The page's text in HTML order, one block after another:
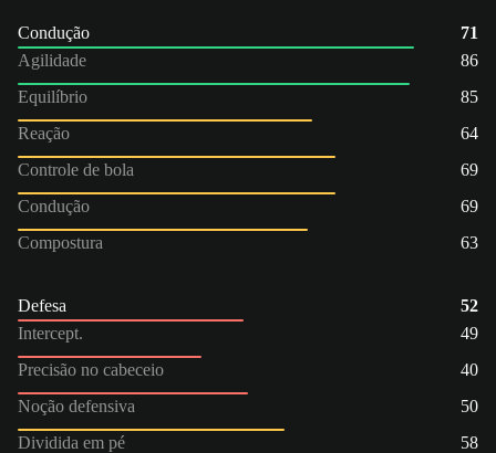
Condução
71
Agilidade
86
Equilíbrio
85
Reação
64
Controle de bola
69
Condução
69
Compostura
63
Defesa
52
Intercept.
49
Precisão no cabeceio
40
Noção defensiva
50
Dividida em pé
58